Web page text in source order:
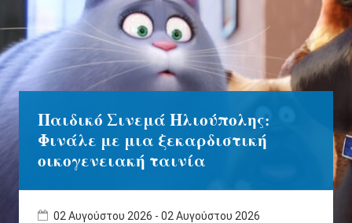
Παιδικό Σινεμά Ηλιούπολης:
Φινάλε με μια ξεκαρδιστική
οικογενειακή ταινία
02 Αυγούστου 2026 - 02 Αυγούστου 2026